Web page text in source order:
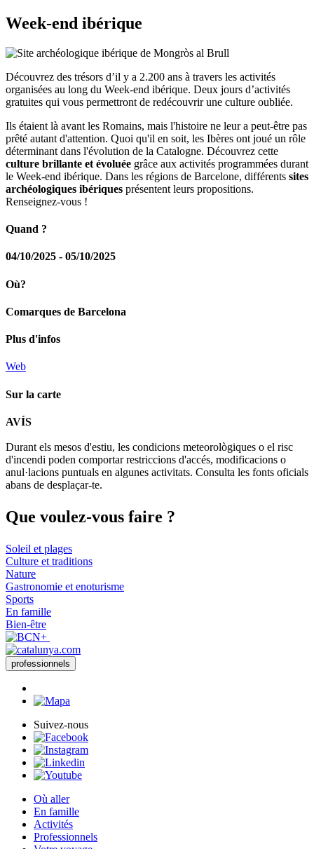
Week-end ibérique
Découvrez des trésors d’il y a 2.200 ans à travers les activités
organisées au long du Week-end ibérique. Deux jours d’activités
gratuites qui vous permettront de redécouvrir une culture oubliée.
Ils étaient là avant les Romains, mais l'histoire ne leur a peut-être pas
prêté autant d'attention. Quoi qu'il en soit, les Ibères ont joué un rôle
déterminant dans l'évolution de la Catalogne. Découvrez cette
culture brillante et évoluée grâce aux activités programmées durant
le Week-end ibérique. Dans les régions de Barcelone, différents sites
archéologiques ibériques présentent leurs propositions.
Renseignez-vous !
Quand ?
04/10/2025 - 05/10/2025
Où?
Comarques de Barcelona
Plus d'infos
Web
Sur la carte
−
AVÍS
Durant els mesos d'estiu, les condicions meteorològiques o el risc
d'incendi poden comportar restriccions d'accés, modificacions o
anul·lacions puntuals en algunes activitats. Consulta les fonts oficials
abans de desplaçar-te.
Que voulez-vous faire ?
Soleil et plages
Culture et traditions
Nature
Gastronomie et enoturisme
Sports
En famille
Bien-être
professionnels
Suivez-nous
Où aller
En famille
Activités
Professionnels